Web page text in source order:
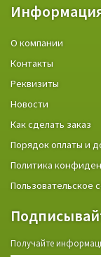
О компании
Контакты
Реквизиты
Новости
Как сделать заказ
Порядок оплаты и
Политика
Пользовательское
Получайте